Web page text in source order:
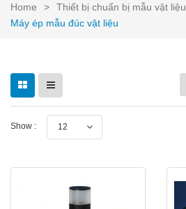
Home > Thiết bị chuẩn bị mẫu vật liệu
Máy ép mẫu đúc vật liệu
Show : 12